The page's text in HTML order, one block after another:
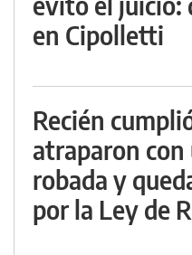
en Cipolletti
Recién
atraparon
robada y
por la Ley de